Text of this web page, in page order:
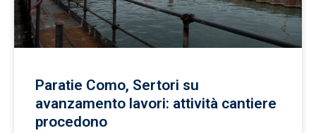
Paratie Como, Sertori su
avanzamento lavori: attività cantiere
procedono